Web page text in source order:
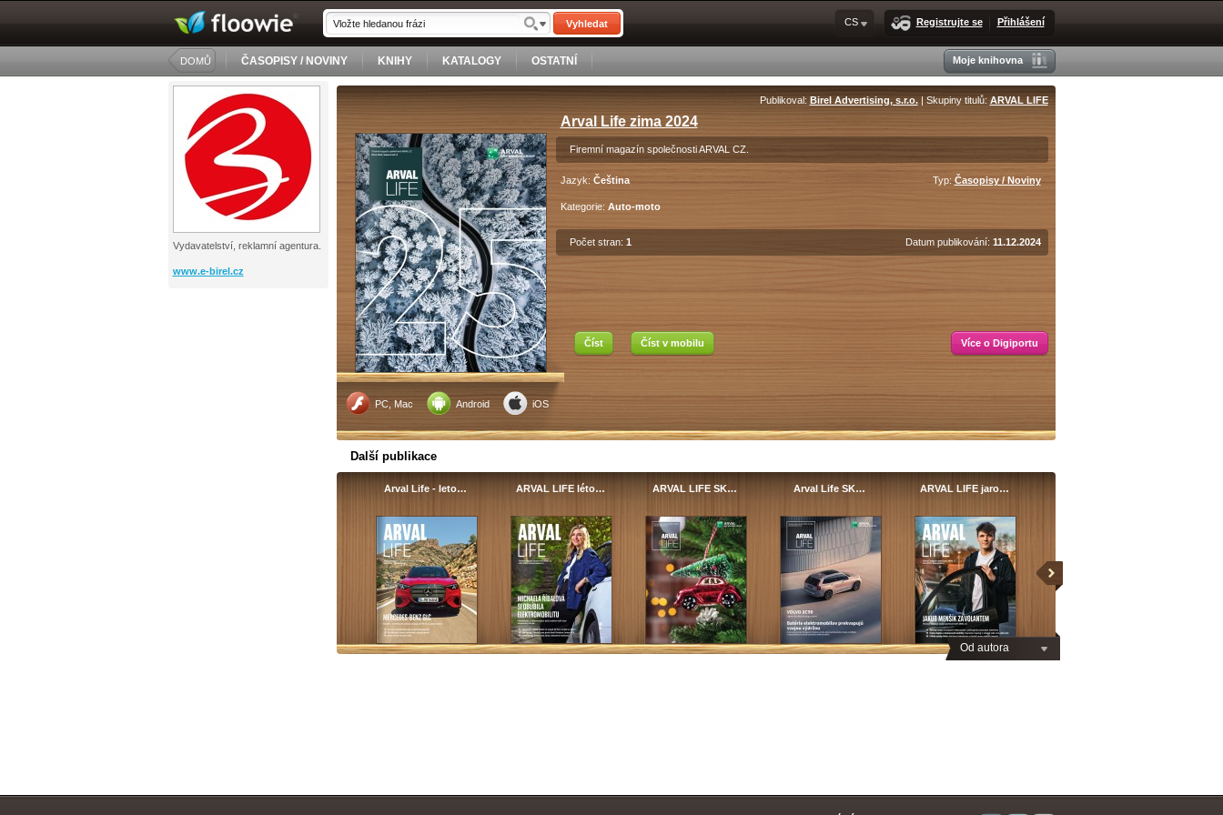
Vyhledat Registrujte se Přihlášení
CS
DOMŮ ČASOPISY / NOVINY KNIHY KATALOGY OSTATNÍ Moje knihovna
Vydavatelství, reklamní agentura.
www.e-birel.cz
PC, Mac Android iOS
Publikoval: Birel Advertising, s.r.o.| Skupiny titulů: ARVAL LIFE
Arval Life zima 2024
Firemní magazín společnosti ARVAL CZ.
Jazyk: Čeština Typ:Časopisy / Noviny
Kategorie: Auto-moto
Počet stran: 1 Datum publikování: 11.12.2024
Číst Číst v mobilu Více o Digiportu
Další publikace
Od autora
Arval Life - leto… ARVAL LIFE léto… ARVAL LIFE SK… Arval Life SK… ARVAL LIFE jaro…